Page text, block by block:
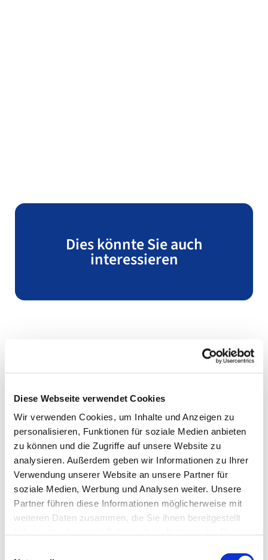
Diese Webseite verwendet Cookies
Wir verwenden Cookies, um Inhalte und Anzeigen zu
personalisieren, Funktionen für soziale Medien anbieten
zu können und die Zugriffe auf unsere Website zu
analysieren. Außerdem geben wir Informationen zu Ihrer
Verwendung unserer Website an unsere Partner für
soziale Medien, Werbung und Analysen weiter. Unsere
Partner führen diese Informationen möglicherweise mit
weiteren Daten zusammen, die Sie ihnen bereitgestellt
Dies könnte Sie auch
interessieren